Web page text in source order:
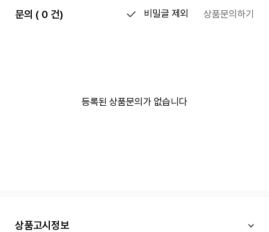
문의 ( 0 건) 비밀글 제외 상품문의하기
등록된 상품문의가 없습니다
상품고시정보